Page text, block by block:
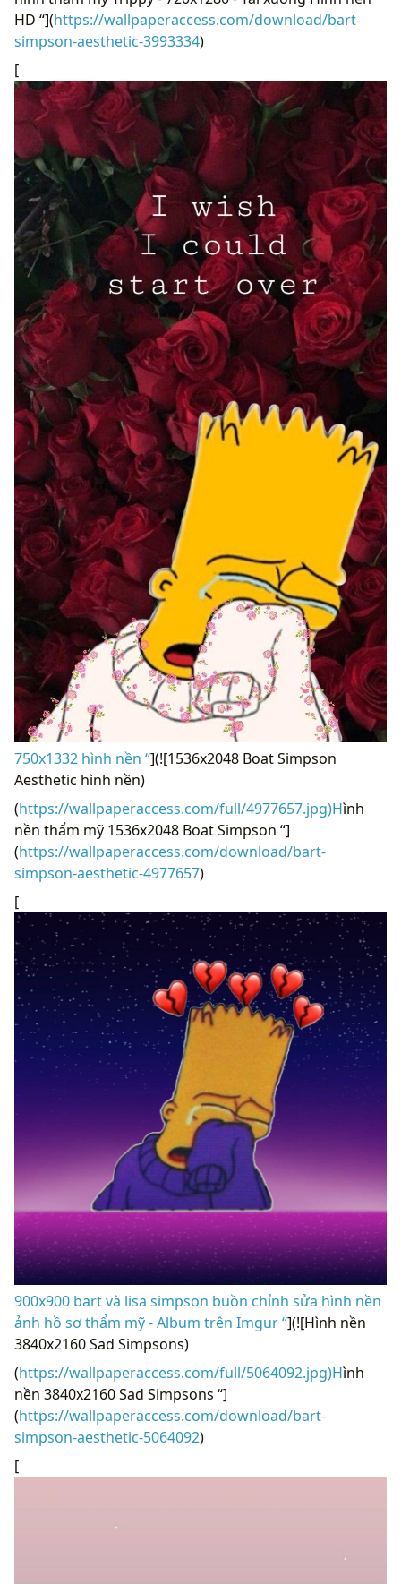
HD “](https://wallpaperaccess.com/download/bart-
simpson-aesthetic-3993334)
[
750x1332 hình nền “](![1536x2048 Boat Simpson
Aesthetic hình nền)
(https://wallpaperaccess.com/full/4977657.jpg)Hình
nền thẩm mỹ 1536x2048 Boat Simpson “]
(https://wallpaperaccess.com/download/bart-
simpson-aesthetic-4977657)
[
900x900 bart và lisa simpson buồn chỉnh sửa hình nền
ảnh hồ sơ thẩm mỹ - Album trên Imgur “](![Hình nền
3840x2160 Sad Simpsons)
(https://wallpaperaccess.com/full/5064092.jpg)Hình
nền 3840x2160 Sad Simpsons “]
(https://wallpaperaccess.com/download/bart-
simpson-aesthetic-5064092)
[